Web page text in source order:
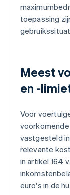
toepassing
Meest
en -
Voor
vastgesteld
relevante
in artikel 164
euro's in de